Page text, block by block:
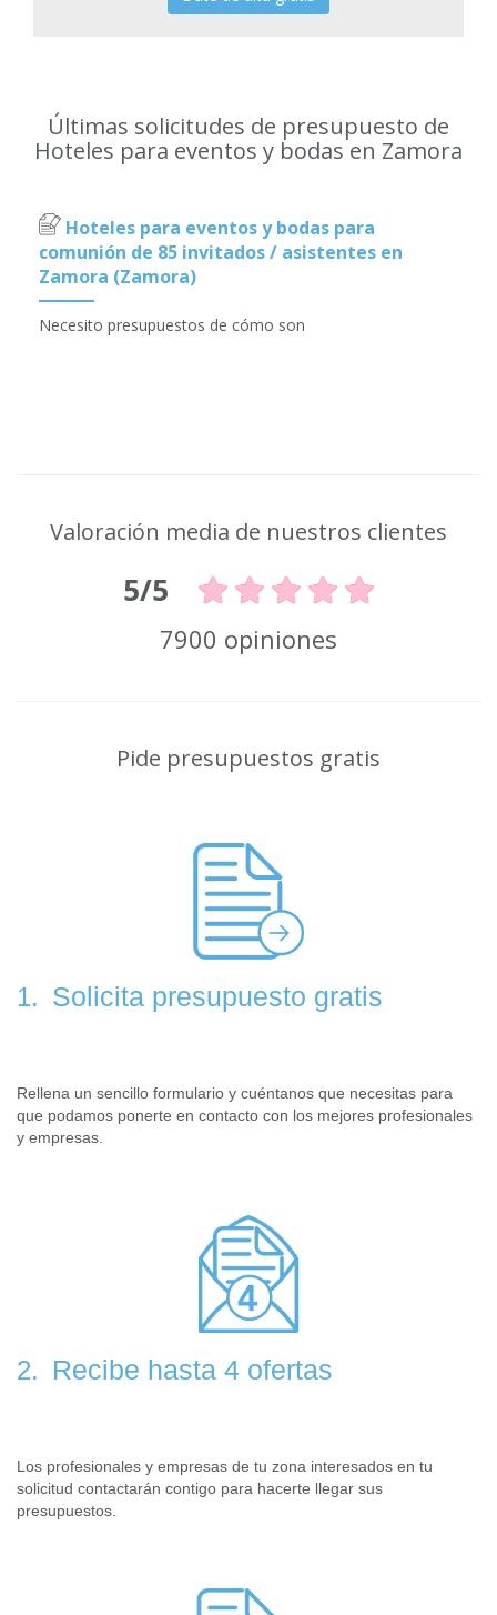
Últimas solicitudes de presupuesto de
Hoteles para eventos y bodas en Zamora
Hoteles para eventos y bodas para
comunión de 85 invitados / asistentes en
Zamora (Zamora)
Necesito presupuestos de cómo son
Valoración media de nuestros clientes
5/5
7900 opiniones
Pide presupuestos gratis
1. Solicita presupuesto gratis
Rellena un sencillo formulario y cuéntanos que necesitas para
que podamos ponerte en contacto con los mejores profesionales
y empresas.
2. Recibe hasta 4 ofertas
Los profesionales y empresas de tu zona interesados en tu
solicitud contactarán contigo para hacerte llegar sus
presupuestos.